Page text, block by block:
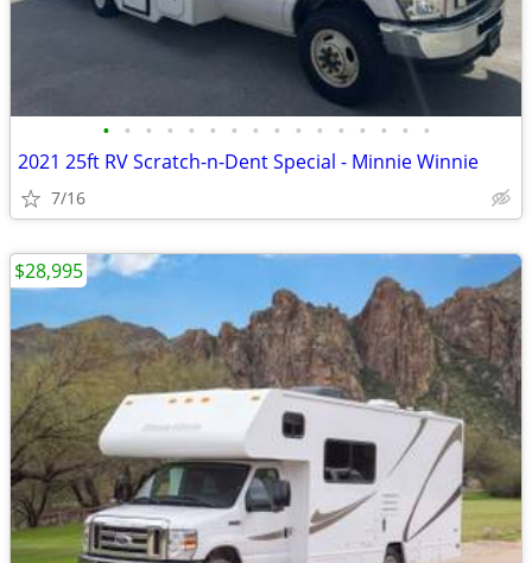
• • • • • • • • • • • • • • • •
2021 25ft RV Scratch-n-Dent Special - Minnie Winnie
7/16
$28,995